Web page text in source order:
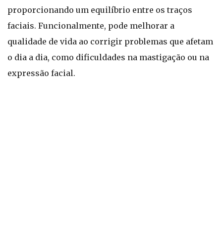
proporcionando um equilíbrio entre os traços
faciais. Funcionalmente, pode melhorar a
qualidade de vida ao corrigir problemas que afetam
o dia a dia, como dificuldades na mastigação ou na
expressão facial.